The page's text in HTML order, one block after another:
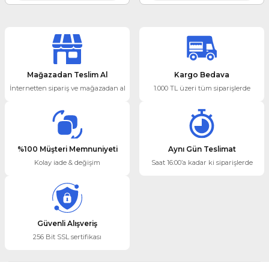
Mağazadan Teslim Al
İnternetten sipariş ve mağazadan al
Kargo Bedava
1.000 TL üzeri tüm siparişlerde
%100 Müşteri Memnuniyeti
Kolay iade & değişim
Aynı Gün Teslimat
Saat 16:00’a kadar ki siparişlerde
Güvenli Alışveriş
256 Bit SSL sertifikası